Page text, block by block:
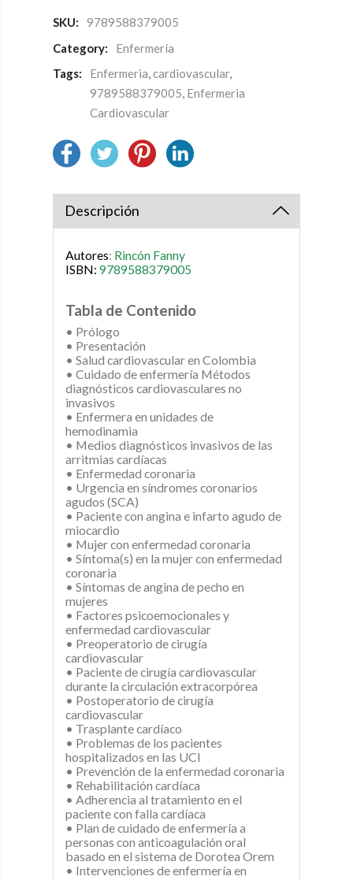
SKU:
9789588379005
Category:
Enfermería
Tags:
Enfermeria,cardiovascular,
9789588379005, Enfermeria
Cardiovascular
Descripción
Autores: Rincón Fanny
ISBN: 9789588379005
Tabla de Contenido
• Prólogo
• Presentación
• Salud cardiovascular en Colombia
• Cuidado de enfermería Métodos
diagnósticos cardiovasculares no
invasivos
• Enfermera en unidades de
hemodinamia
• Medios diagnósticos invasivos de las
arritmias cardíacas
• Enfermedad coronaria
• Urgencia en síndromes coronarios
agudos (SCA)
• Paciente con angina e infarto agudo de
miocardio
• Mujer con enfermedad coronaria
• Síntoma(s) en la mujer con enfermedad
coronaria
• Síntomas de angina de pecho en
mujeres
• Factores psicoemocionales y
enfermedad cardiovascular
• Preoperatorio de cirugía
cardiovascular
• Paciente de cirugía cardiovascular
durante la circulación extracorpórea
• Postoperatorio de cirugía
cardiovascular
• Trasplante cardíaco
• Problemas de los pacientes
hospitalizados en las UCI
• Prevención de la enfermedad coronaria
• Rehabilitación cardíaca
• Adherencia al tratamiento en el
paciente con falla cardíaca
• Plan de cuidado de enfermería a
personas con anticoagulación oral
basado en el sistema de Dorotea Orem
• Intervenciones de enfermería en